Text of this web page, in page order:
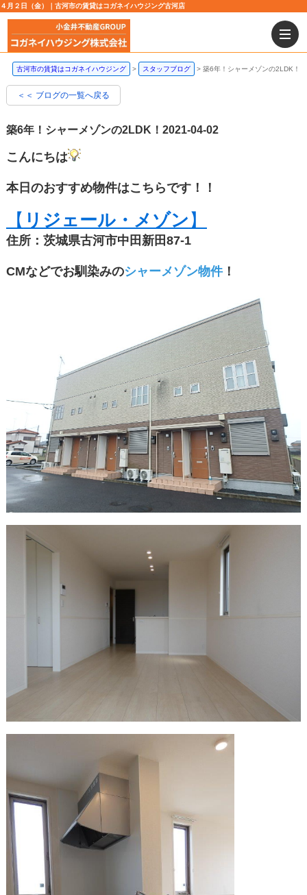
４月２日（金）｜古河市の賃貸はコガネイハウジング古河店
古河市の賃貸はコガネイハウジング スタッフブログ 築6年！シャーメゾンの2LDK！
＜＜ ブログの一覧へ戻る
築6年！シャーメゾンの2LDK！ 2021-04-02
こんにちは
本日のおすすめ物件はこちらです！！
【 リジェール・メゾン 】
住所：茨城県古河市中田新田87-1
CMなどでお馴染みのシャーメゾン物件！